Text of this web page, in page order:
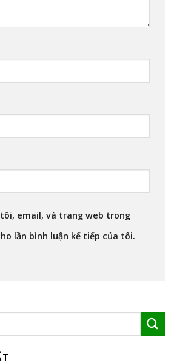
email, và trang web trong
lần bình luận kế tiếp của tôi.